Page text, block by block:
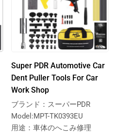
Super PDR Automotive Car
Dent Puller Tools For Car
Work Shop
ブランド：スーパーPDR
Model:MPT-TK0393EU
用途：車体のへこみ修理